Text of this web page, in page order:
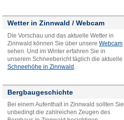
Wetter in Zinnwald / Webcam
Die Vorschau und das aktuelle Wetter in
Zinnwald können Sie über unsere Webcam
sehen. Und im Winter erfahren Sie in
unserem Schneebericht täglich die aktuelle
Schneehöhe in Zinnwald
Bergbaugeschichte
Bei einem Aufenthalt in Zinnwald sollten Sie
unbedingt die zahlreichen Zeugen des